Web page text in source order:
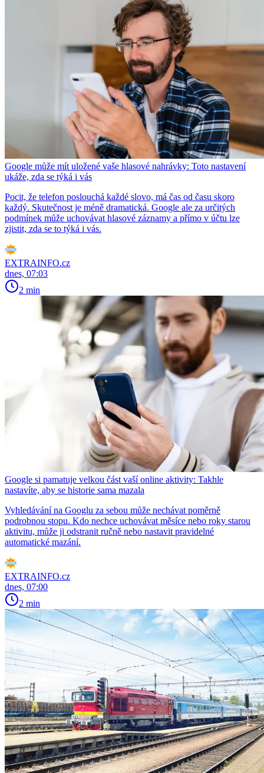
Google může mít uložené vaše hlasové nahrávky: Toto nastavení
ukáže, zda se týká i vás
Pocit, že telefon poslouchá každé slovo, má čas od času skoro
každý. Skutečnost je méně dramatická. Google ale za určitých
podmínek může uchovávat hlasové záznamy a přímo v účtu lze
zjistit, zda se to týká i vás.
EXTRAINFO.cz
dnes, 07:03
2 min
Google si pamatuje velkou část vaší online aktivity: Takhle
nastavíte, aby se historie sama mazala
Vyhledávání na Googlu za sebou může nechávat poměrně
podrobnou stopu. Kdo nechce uchovávat měsíce nebo roky starou
aktivitu, může ji odstranit ručně nebo nastavit pravidelné
automatické mazání.
EXTRAINFO.cz
dnes, 07:00
2 min